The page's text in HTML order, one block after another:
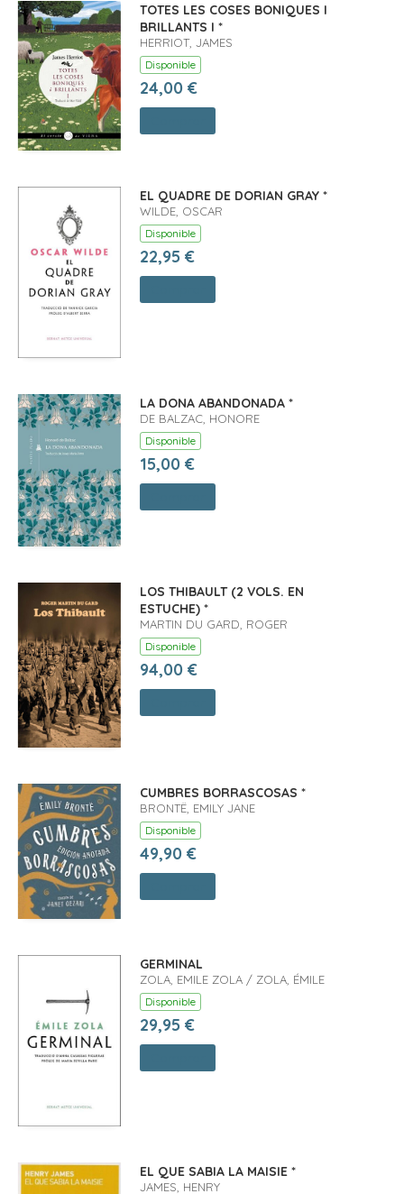
TOTES LES COSES BONIQUES I
BRILLANTS I *
HERRIOT, JAMES
Disponible
24,00 €
EL QUADRE DE DORIAN GRAY *
WILDE, OSCAR
Disponible
22,95 €
LA DONA ABANDONADA *
DE BALZAC, HONORE
Disponible
15,00 €
LOS THIBAULT (2 VOLS. EN
ESTUCHE) *
MARTIN DU GARD, ROGER
Disponible
94,00 €
CUMBRES BORRASCOSAS *
BRONTË, EMILY JANE
Disponible
49,90 €
GERMINAL
ZOLA, EMILE ZOLA / ZOLA, ÉMILE
Disponible
29,95 €
EL QUE SABIA LA MAISIE *
JAMES, HENRY